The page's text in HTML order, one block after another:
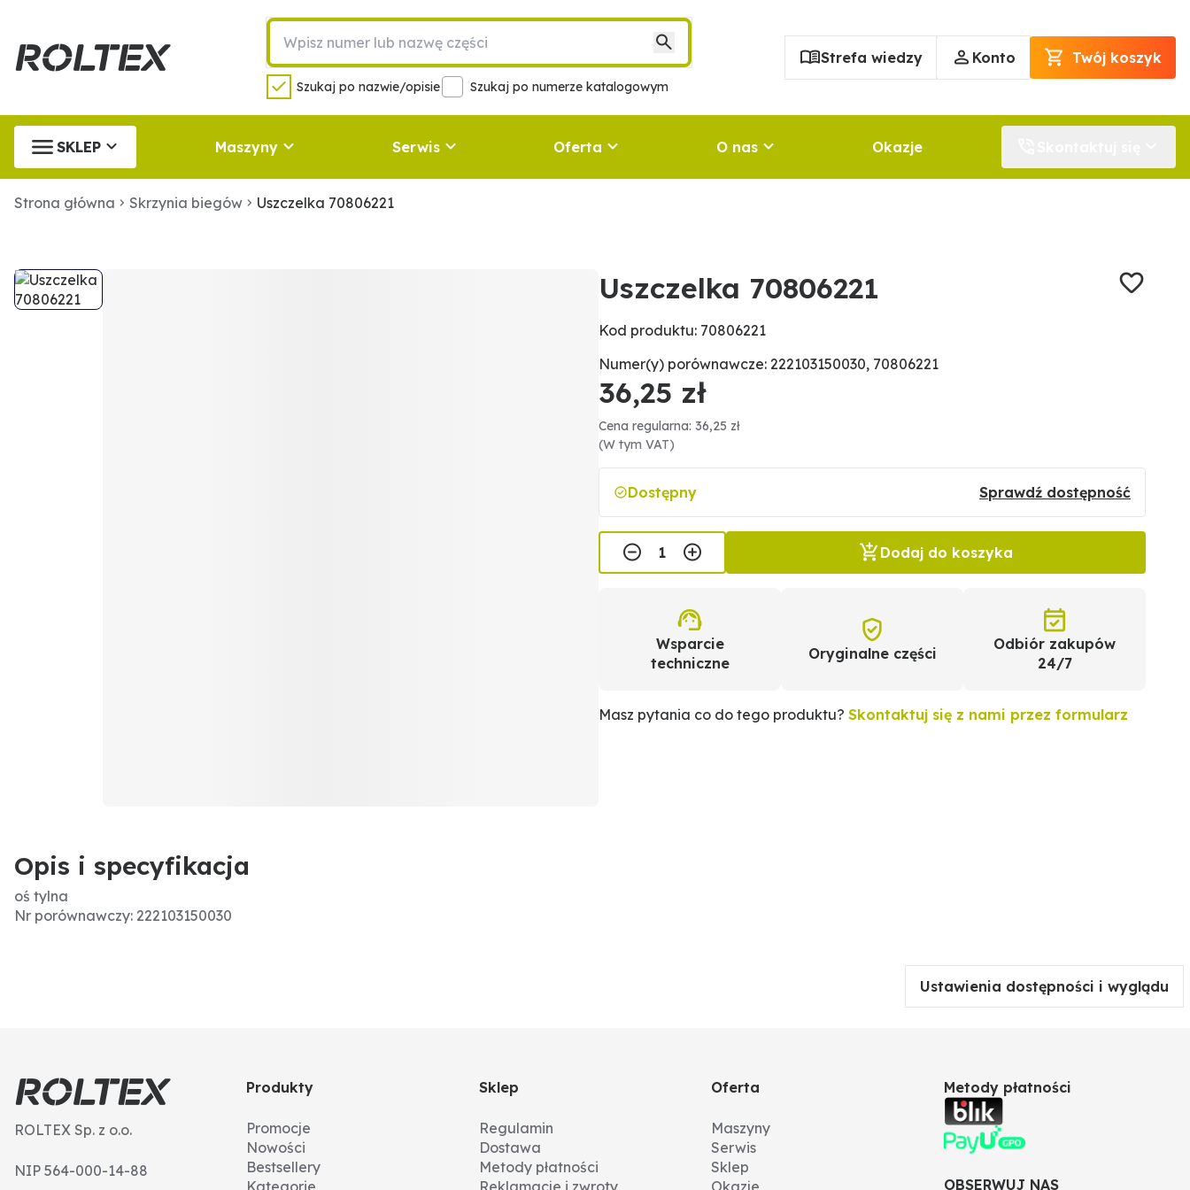
Szukaj po nazwie/opisie Szukaj po numerze katalogowym
Strefa wiedzy Konto Twój koszyk
SKLEP Maszyny Serwis Oferta O nas Okazje
Strona główna Skrzynia biegów Uszczelka 70806221
Uszczelka 70806221
Kod produktu: 70806221
Numer(y) porównawcze: 222103150030, 70806221
36,25 zł
Cena regularna: 36,25 zł
(W tym VAT)
Dostępny Sprawdź dostępność
Dodaj do koszyka
Wsparcie
techniczne
Oryginalne części
Odbiór zakupów
24/7
Masz pytania co do tego produktu? Skontaktuj się z nami przez formularz
Opis i specyfikacja
oś tylna
Nr porównawczy: 222103150030
Ustawienia dostępności i wyglądu
ROLTEX Sp. z o.o.
NIP 564-000-14-88
Produkty
Promocje
Nowości
Bestsellery
Kategorie
Sklep
Regulamin
Dostawa
Metody płatności
Reklamacje i zwroty
Oferta
Maszyny
Serwis
Sklep
Okazje
Metody płatności
OBSERWUJ NAS